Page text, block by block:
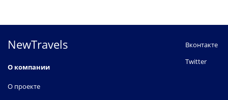
NewTravels
О компании
О проекте
Вконтакте
Twitter